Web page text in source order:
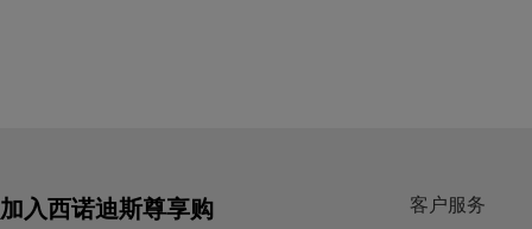
加入西诺迪斯尊享购 客户服务